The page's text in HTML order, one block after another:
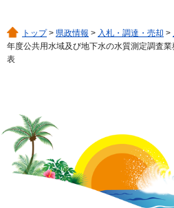
トップ> 県政情報 > 入札・調達・売却 >
年度公共用水域及び地下水の水質測定調査
表